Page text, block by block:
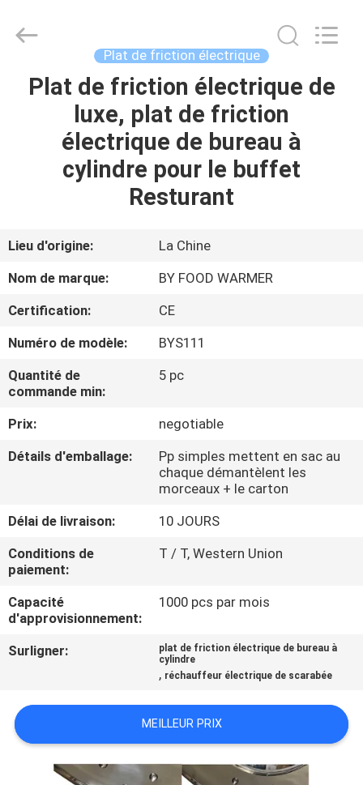
MAISON
PRODUITS
DE
NOUS
VISITE
D'USINE
CONTRÔLE
DE
QUALITÉ
CONTACTEZ-
UNE
CITATION
DU
SITE
Hardware
Products
Reserved.
Plat de friction électrique
Plat de friction électrique de
luxe, plat de friction
électrique de bureau à
cylindre pour le buffet
Resturant
Lieu d'origine:
La Chine
Nom de marque:
BY FOOD WARMER
Certification:
CE
Numéro de modèle:
BYS111
Quantité de
commande min:
5 pc
Prix:
negotiable
Détails d'emballage:
Pp simples mettent en sac au
chaque démantèlent les
morceaux + le carton
Délai de livraison:
10 JOURS
Conditions de
paiement:
T / T, Western Union
Capacité
d'approvisionnement:
1000 pcs par mois
Surligner:
plat de friction électrique de bureau à
cylindre
, réchauffeur électrique de scarabée
MEILLEUR PRIX